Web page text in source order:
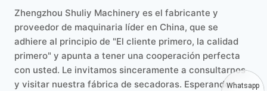
Zhengzhou Shuliy Machinery es el fabricante y
proveedor de maquinaria líder en China, que se
adhiere al principio de "El cliente primero, la calidad
primero" y apunta a tener una cooperación perfecta
con usted. Le invitamos sinceramente a consultarnos
y visitar nuestra fábrica de secadoras. EsperandoWhatsapp